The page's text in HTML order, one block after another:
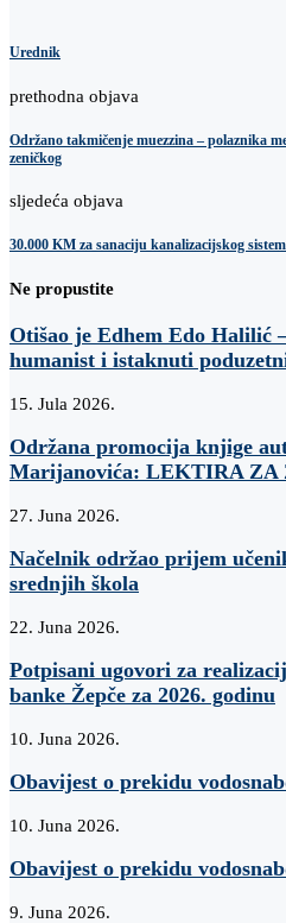
Urednik
prethodna objava
Održano takmičenje muezzina – polaznika
zeničkog
sljedeća objava
30.000 KM za sanaciju kanalizacijskog
Ne propustite
Otišao je Edhem Edo Halilić
humanist i istaknuti
15. Jula 2026.
Održana promocija knjige
Marijanovića: LEKTIRA ZA
27. Juna 2026.
Načelnik održao prijem
srednjih škola
22. Juna 2026.
Potpisani ugovori za
banke Žepče za 2026. godinu
10. Juna 2026.
Obavijest o prekidu
10. Juna 2026.
Obavijest o prekidu
9. Juna 2026.